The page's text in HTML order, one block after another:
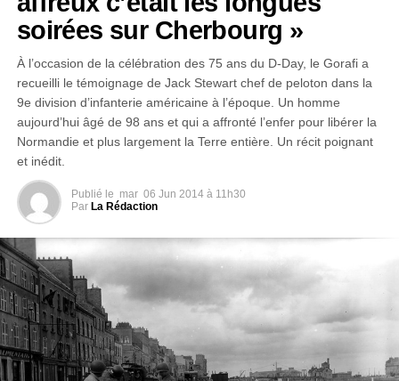
soirées sur Cherbourg »
À l’occasion de la célébration des 75 ans du D-Day, le Gorafi a
recueilli le témoignage de Jack Stewart chef de peloton dans la
9e division d’infanterie américaine à l’époque. Un homme
aujourd’hui âgé de 98 ans et qui a affronté l’enfer pour libérer la
Normandie et plus largement la Terre entière. Un récit poignant
et inédit.
Publié le mar 06 Jun 2014 à 11h30
Par La Rédaction